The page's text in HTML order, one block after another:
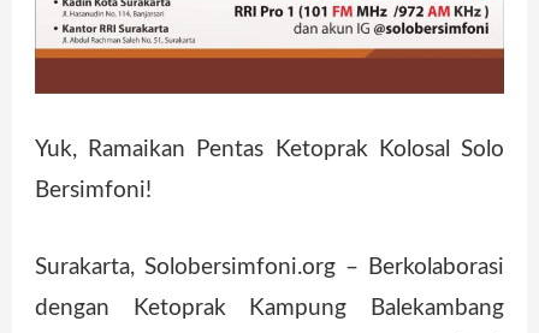
Yuk, Ramaikan Pentas Ketoprak Kolosal Solo
Bersimfoni!
Surakarta, Solobersimfoni.org – Berkolaborasi
dengan Ketoprak Kampung Balekambang